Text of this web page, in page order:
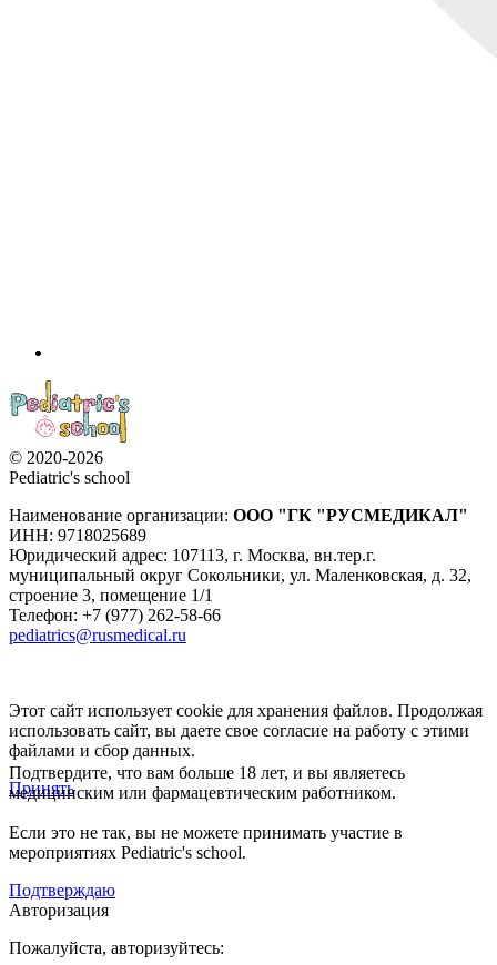
© 2020-2026
Pediatric's school
Наименование организации: ООО "ГК "РУСМЕДИКАЛ"
ИНН: 9718025689
Юридический адрес: 107113, г. Москва, вн.тер.г.
муниципальный округ Сокольники, ул. Маленковская, д. 32,
строение 3, помещение 1/1
Телефон: +7 (977) 262-58-66
pediatrics@rusmedical.ru
Этот сайт использует cookie для хранения файлов. Продолжая
использовать сайт, вы даете свое согласие на работу с этими
файлами и сбор данных.
Принять
Подтвердите, что вам больше 18 лет, и вы являетесь
медицинским или фармацевтическим работником.
Если это не так, вы не можете принимать участие в
мероприятиях Pediatric's school.
Подтверждаю
Авторизация
Пожалуйста, авторизуйтесь: